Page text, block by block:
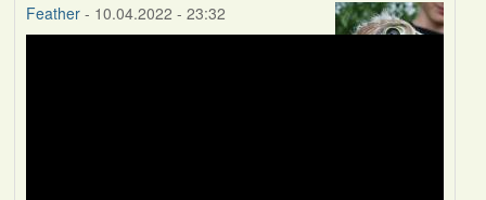
Feather- 10.04.2022 - 23:32